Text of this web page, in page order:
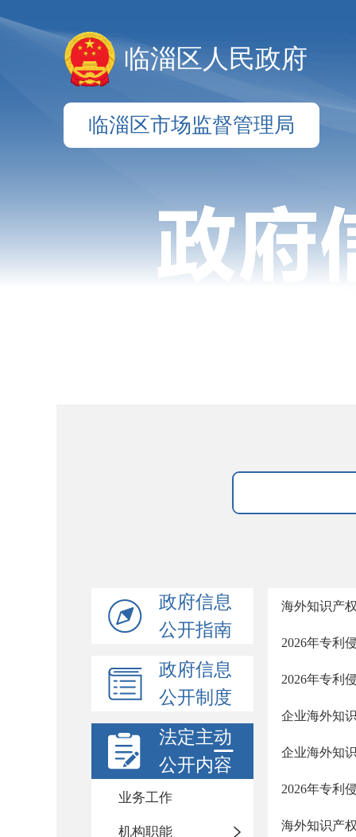
临淄区人民政府
临淄区市场监督管理局
政府信息
公开指南
政府信息
公开制度
法定主动
公开内容
业务工作
机构职能
海外知识产
2026年专利
2026年专利
企业海外知
企业海外知
2026年专利
海外知识产